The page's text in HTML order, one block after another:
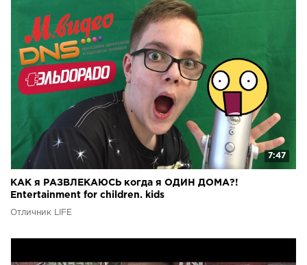
7:47
КАК я РАЗВЛЕКАЮСЬ когда я ОДИН ДОМА?!
Entertainment for children. kids
Отличник LIFE